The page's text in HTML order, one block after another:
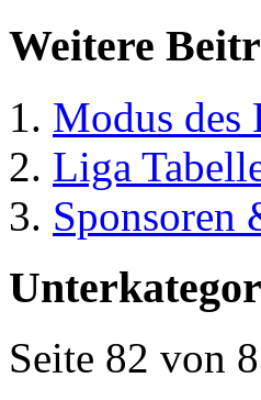
Weitere
Modus des
Liga
Sponsoren
Seite 82 von